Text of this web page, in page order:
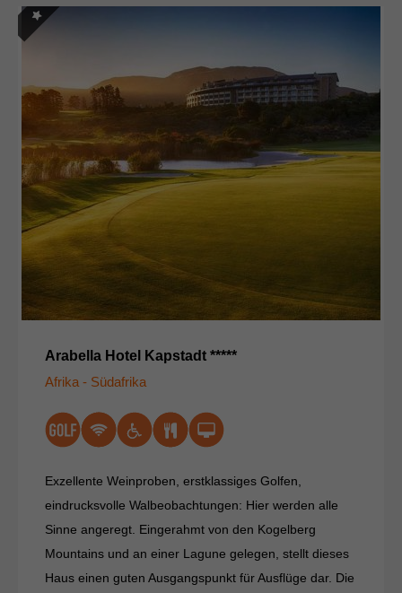
Arabella Hotel Kapstadt *****
Afrika - Südafrika
Exzellente Weinproben, erstklassiges Golfen,
eindrucksvolle Walbeobachtungen: Hier werden alle
Sinne angeregt. Eingerahmt von den Kogelberg
Mountains und an einer Lagune gelegen, stellt dieses
Haus einen guten Ausgangspunkt für Ausflüge dar. Die